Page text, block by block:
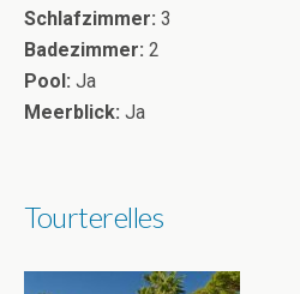
Schlafzimmer: 3
Badezimmer: 2
Pool: Ja
Meerblick: Ja
Tourterelles